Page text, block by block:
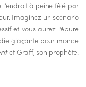
à peine fêlé par
Imaginez un scénario
et vous aurez l’épure
glaçante pour monde
et Graff, son prophète.